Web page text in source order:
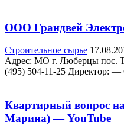
ООО Грандвей
Строительное сырье
Адрес: МО г. Люберцы пос.
(495) 504-11-25 Директор: —
Квартирный вопрос
Марина) — YouTube